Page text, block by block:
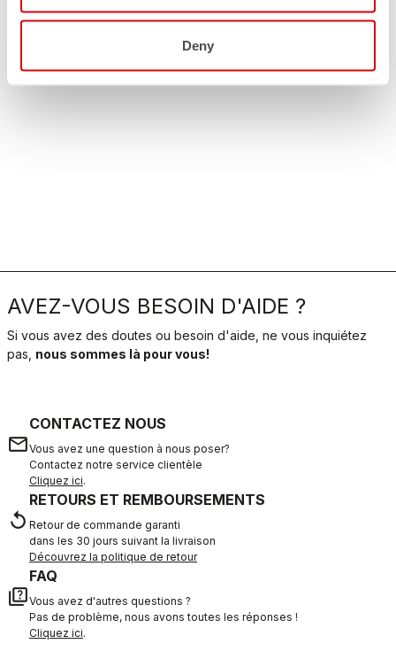
Deny
AVEZ-VOUS BESOIN D'AIDE ?
Si vous avez des doutes ou besoin d'aide, ne vous inquiétez
pas, nous sommes là pour vous!
email
CONTACTEZ NOUS
Vous avez une question à nous poser?
Contactez notre service clientèle
Cliquez ici.
replay
RETOURS ET REMBOURSEMENTS
Retour de commande garanti
dans les 30 jours suivant la livraison
Découvrez la politique de retour
quiz
FAQ
Vous avez d'autres questions ?
Pas de problème, nous avons toutes les réponses !
Cliquez ici.